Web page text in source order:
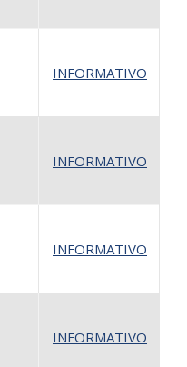
INFORMATIVO
INFORMATIVO
INFORMATIVO
INFORMATIVO